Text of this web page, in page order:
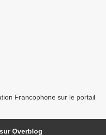
Francophone sur le portail
Overblog